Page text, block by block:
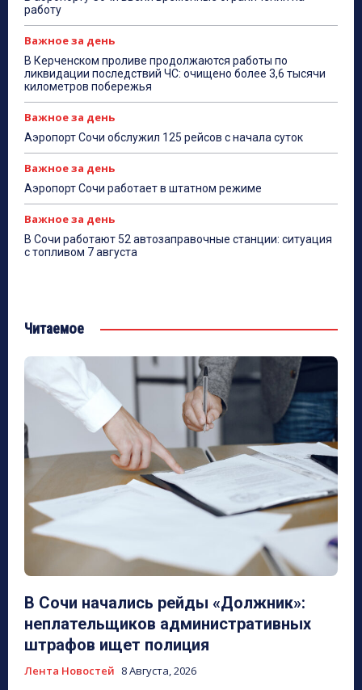
работу
Важное за день
В Керченском проливе продолжаются работы по
ликвидации последствий ЧС: очищено более 3,6 тысячи
километров побережья
Важное за день
Аэропорт Сочи обслужил 125 рейсов с начала суток
Важное за день
Аэропорт Сочи работает в штатном режиме
Важное за день
В Сочи работают 52 автозаправочные станции: ситуация
с топливом 7 августа
Читаемое
В Сочи начались рейды «Должник»:
неплательщиков административных
штрафов ищет полиция
Лента Новостей 8 Августа, 2026